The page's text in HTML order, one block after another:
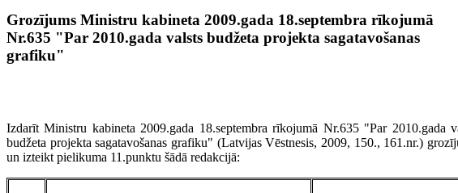
Grozījums Ministru kabineta 2009.gada 18.septembra rīkojumā
Nr.635 "Par 2010.gada valsts budžeta projekta sagatavošanas
grafiku"
Izdarīt Ministru kabineta 2009.gada 18.septembra rīkojumā Nr.635 "Par 2010.gada
budžeta projekta sagatavošanas grafiku" (Latvijas Vēstnesis, 2009, 150., 161.nr.)
un izteikt pielikuma 11.punktu šādā redakcijā: